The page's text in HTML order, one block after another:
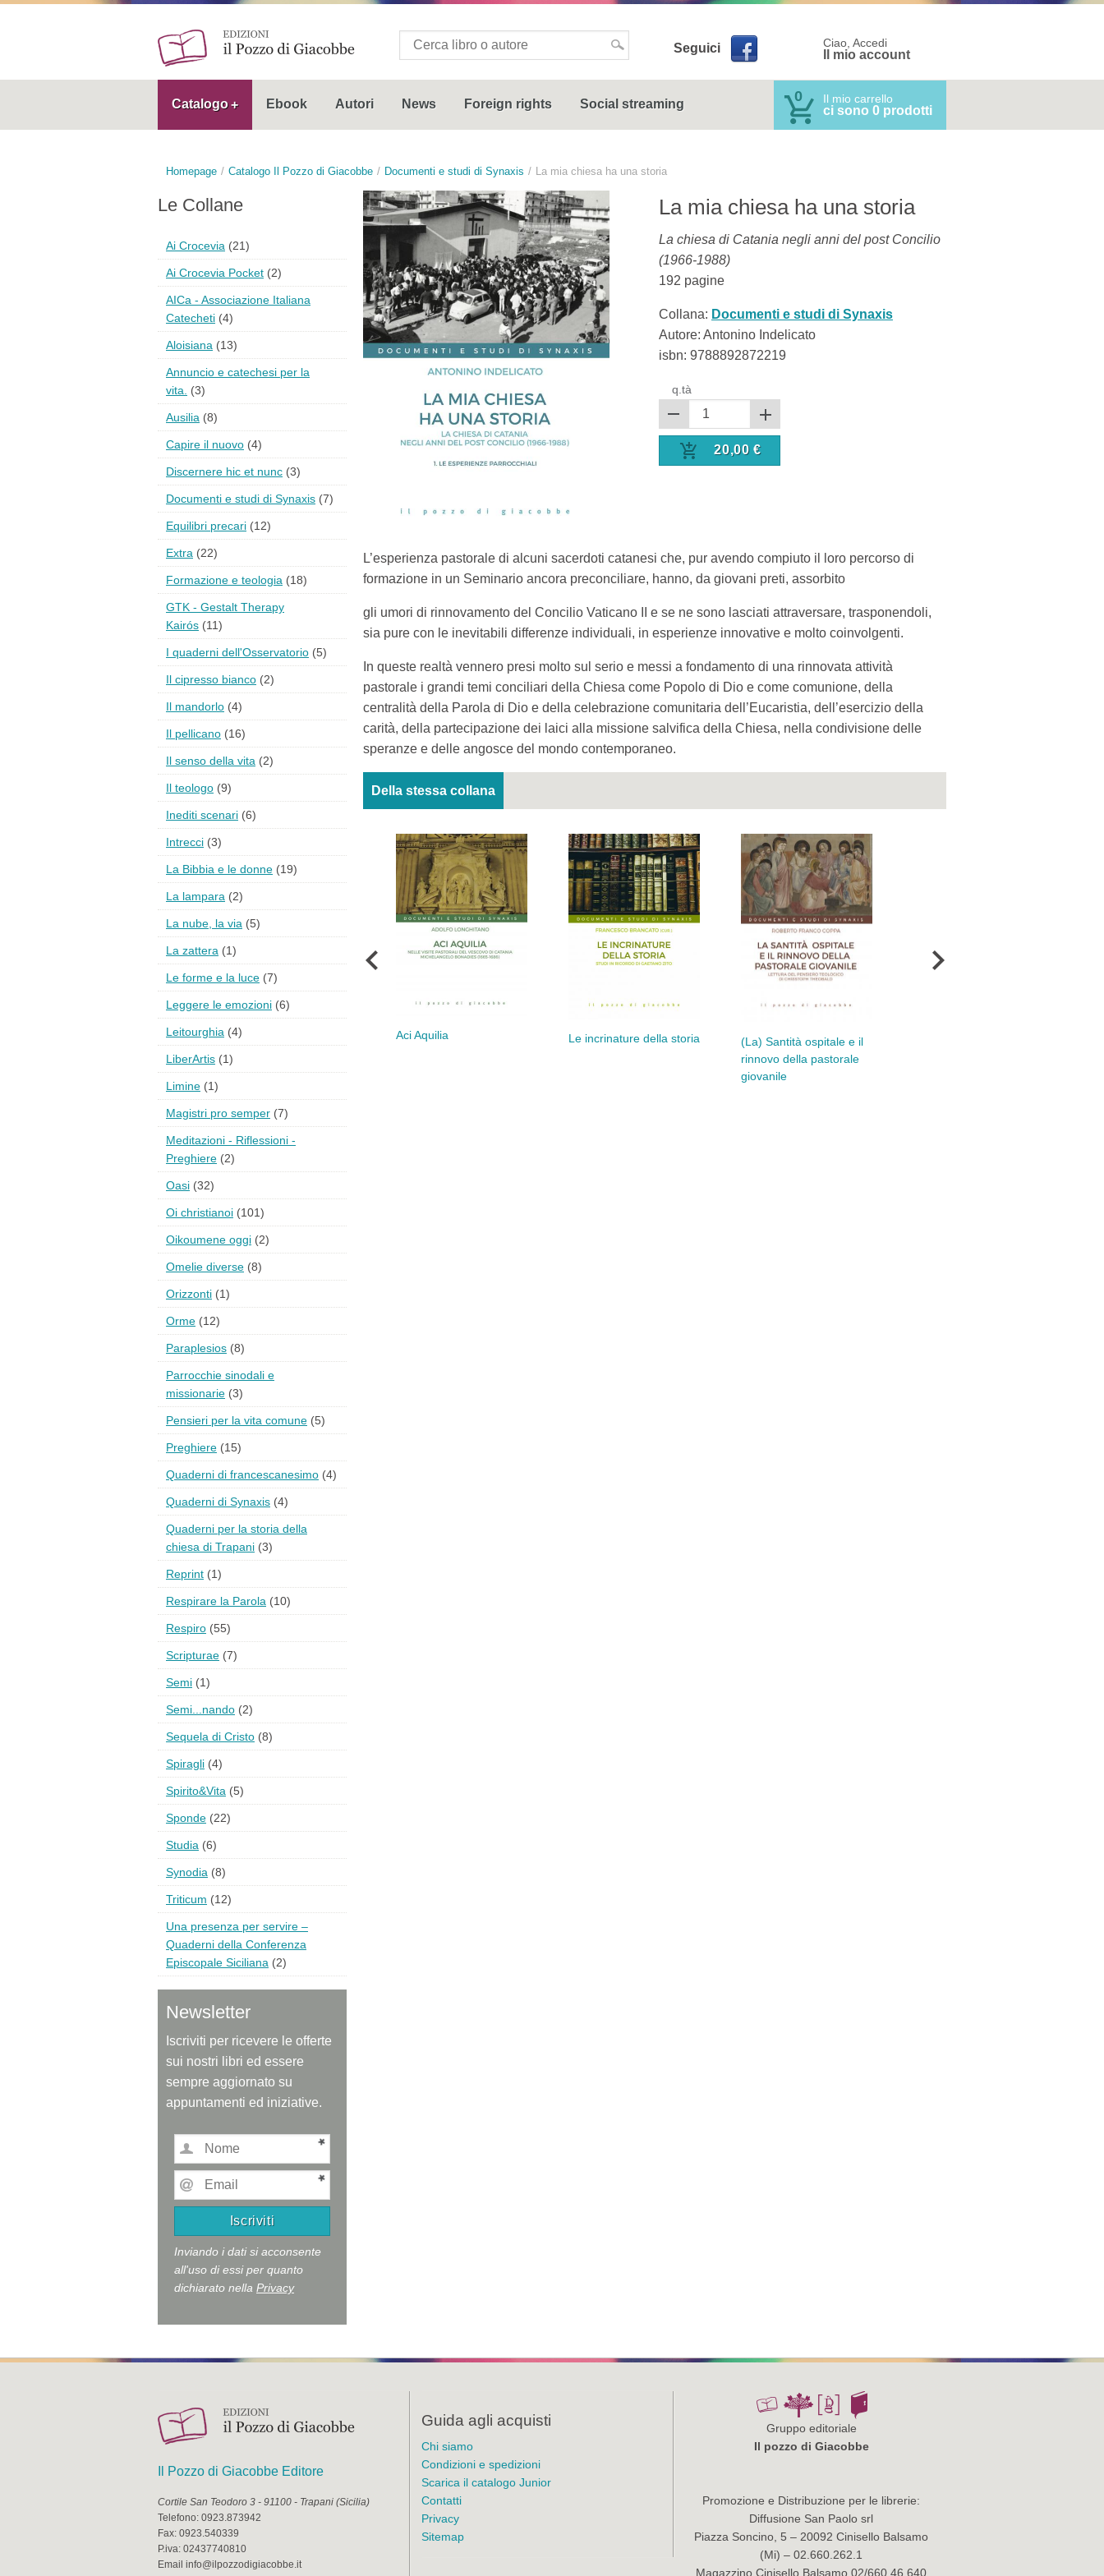
Seguici Ciao, Accedi
Il mio account
Catalogo Ebook Autori News Foreign rights Social streaming 0 Il mio carrello
ci sono 0 prodotti
Homepage Catalogo Il Pozzo di Giacobbe Documenti e studi di Synaxis La mia chiesa ha una storia
La mia chiesa ha una storia
La chiesa di Catania negli anni del post Concilio
(1966-1988)
192 pagine
Collana: Documenti e studi di Synaxis
Autore: Antonino Indelicato
isbn: 9788892872219
q.tà
20,00 €
L’esperienza pastorale di alcuni sacerdoti catanesi che, pur avendo compiuto il loro percorso di
formazione in un Seminario ancora preconciliare, hanno, da giovani preti, assorbito
gli umori di rinnovamento del Concilio Vaticano II e se ne sono lasciati attraversare, trasponendoli,
sia pure con le inevitabili differenze individuali, in esperienze innovative e molto coinvolgenti.
In queste realtà vennero presi molto sul serio e messi a fondamento di una rinnovata attività
pastorale i grandi temi conciliari della Chiesa come Popolo di Dio e come comunione, della
centralità della Parola di Dio e della celebrazione comunitaria dell’Eucaristia, dell’esercizio della
carità, della partecipazione dei laici alla missione salvifica della Chiesa, nella condivisione delle
speranze e delle angosce del mondo contemporaneo.
Della stessa collana
Aci Aquilia Le incrinature della storia
(La) Santità ospitale e il
rinnovo della pastorale
giovanile
Le Collane
Ai Crocevia (21)
Ai Crocevia Pocket (2)
AICa - Associazione Italiana
Catecheti (4)
Aloisiana (13)
Annuncio e catechesi per la
vita.
(3)
Ausilia (8)
Capire il nuovo (4)
Discernere hic et nunc (3)
Documenti e studi di Synaxis (7)
Equilibri precari (12)
Extra (22)
Formazione e teologia (18)
GTK - Gestalt Therapy
Kairós (11)
I quaderni dell'Osservatorio (5)
Il cipresso bianco (2)
Il mandorlo (4)
Il pellicano (16)
Il senso della vita (2)
Il teologo (9)
Inediti scenari (6)
Intrecci (3)
La Bibbia e le donne (19)
La lampara (2)
La nube, la via (5)
La zattera (1)
Le forme e la luce (7)
Leggere le emozioni (6)
Leitourghia (4)
LiberArtis (1)
Limine (1)
Magistri pro semper (7)
Meditazioni - Riflessioni -
Preghiere (2)
Oasi (32)
Oi christianoi (101)
Oikoumene oggi (2)
Omelie diverse (8)
Orizzonti (1)
Orme (12)
Paraplesios (8)
Parrocchie sinodali e
missionarie (3)
Pensieri per la vita comune (5)
Preghiere (15)
Quaderni di francescanesimo (4)
Quaderni di Synaxis (4)
Quaderni per la storia della
chiesa di Trapani (3)
Reprint (1)
Respirare la Parola (10)
Respiro (55)
Scripturae (7)
Semi (1)
Semi...nando (2)
Sequela di Cristo (8)
Spiragli (4)
Spirito&Vita (5)
Sponde (22)
Studia (6)
Synodia (8)
Triticum (12)
Una presenza per servire –
Quaderni della Conferenza
Episcopale Siciliana (2)
Newsletter
Iscriviti per ricevere le offerte
sui nostri libri ed essere
sempre aggiornato su
appuntamenti ed iniziative.
Inviando i dati si acconsente
all'uso di essi per quanto
dichiarato nella Privacy
Il Pozzo di Giacobbe Editore
Cortile San Teodoro 3 - 91100 - Trapani (Sicilia)
Telefono: 0923.873942
Fax: 0923.540339
P.iva: 02437740810
Email info@ilpozzodigiacobbe.it
Guida agli acquisti
Chi siamo
Condizioni e spedizioni
Scarica il catalogo Junior
Contatti
Privacy
Sitemap
Gruppo editoriale
Il pozzo di Giacobbe
Promozione e Distribuzione per le librerie:
Diffusione San Paolo srl
Piazza Soncino, 5 – 20092 Cinisello Balsamo
(Mi) – 02.660.262.1
Magazzino Cinisello Balsamo 02/660.46.640